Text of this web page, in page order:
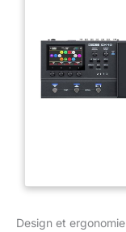
Design et ergonomie